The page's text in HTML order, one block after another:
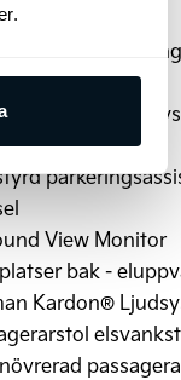
baksäte 60/40
Attention Warning
baklucka
View Monitor
bak -
Kardon®